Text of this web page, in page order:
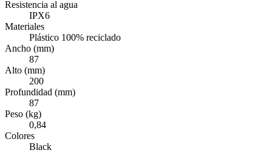
Resistencia al agua
IPX6
Materiales
Plástico 100% reciclado
Ancho (mm)
87
Alto (mm)
200
Profundidad (mm)
87
Peso (kg)
0,84
Colores
Black